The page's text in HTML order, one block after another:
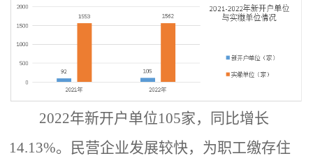
2022年新开户单位105家，同比增长
14.13%。民营企业发展较快，为职工缴存住